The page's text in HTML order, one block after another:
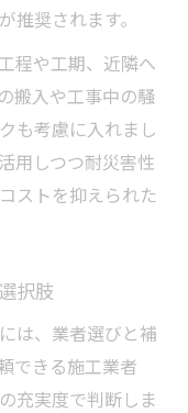
推奨されます。
程や工期、近隣へ
搬入や工事中の騒
も考慮に入れまし
用しつつ耐災害性
ストを抑えられた
択肢
は、業者選びと補
できる施工業者
充実度で判断しま